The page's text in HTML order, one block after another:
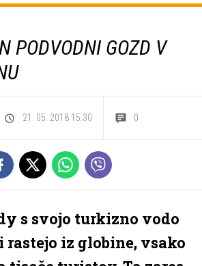
PODVODNI GOZD V
21. 05. 2018 15.30 0
s svojo turkizno vodo
rastejo iz globine, vsako